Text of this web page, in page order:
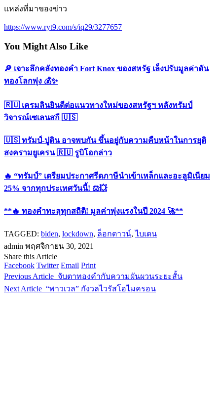
แหล่งที่มาของข่าว
https://www.ryt9.com/s/iq29/3277657
You Might Also Like
🔎 เจาะลึกคลังทองคำ Fort Knox ของสหรัฐ เล็งปรับมูลค่าดัน
ทองโลกพุ่ง 💰✨
🇷🇺 เครมลินยินดีต่อแนวทางใหม่ของสหรัฐฯ หลังทรัมป์
วิจารณ์เซเลนสกี 🇺🇸
🇺🇸 ทรัมป์-ปูติน อาจพบกัน ขึ้นอยู่กับความคืบหน้าในการยุติ
สงครามยูเครน 🇷🇺 รูบิโอกล่าว
🔥 “ทรัมป์” เตรียมประกาศรีดภาษีนำเข้าเหล็กและอะลูมิเนียม
25% จากทุกประเทศวันนี้! ⚖️💥
**🔥 ทองคำทะลุทุกสถิติ! มูลค่าพุ่งแรงในปี 2024 🚀**
TAGGED: biden, lockdown, ล็อกดาวน์,ไบเดน
admin พฤศจิกายน 30, 2021
Share this Article
Facebook Twitter Email Print
Previous Article จับตาทองคำกับความผันผวนระยะสั้น
Next Article “พาวเวล” กังวลไวรัสโอไมครอน